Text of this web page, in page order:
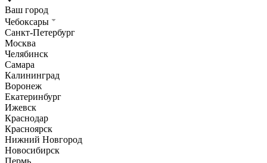
Ваш город
Чебоксары
Санкт-Петербург
Москва
Челябинск
Самара
Калининград
Воронеж
Екатеринбург
Ижевск
Краснодар
Красноярск
Нижний Новгород
Новосибирск
Пермь